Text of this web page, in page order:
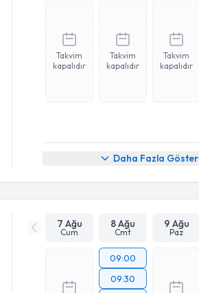
Takvim
kapalıdır
Takvim
kapalıdır
Takvim
kapalıdır
Daha Fazla Göster
7 Ağu
Cum
8 Ağu
Cmt
9 Ağu
Paz
09:00
09:30